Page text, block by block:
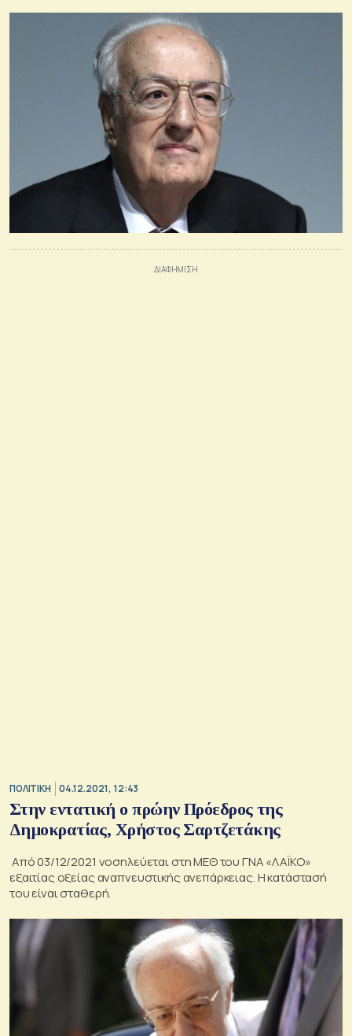
ΠΟΛΙΤΙΚΗ 04.12.2021, 12:43
Στην εντατική ο πρώην Πρόεδρος της
Δημοκρατίας, Χρήστος Σαρτζετάκης
Από 03/12/2021 νοσηλεύεται στη ΜΕΘ του ΓΝΑ «ΛΑΪΚΟ»
εξαιτίας οξείας αναπνευστικής ανεπάρκειας. Η κατάστασή
του είναι σταθερή.